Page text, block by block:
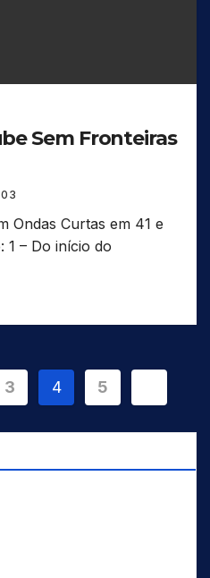
Sem Fronteiras
Ondas Curtas em 41 e
1 – Do início do
3 4 5